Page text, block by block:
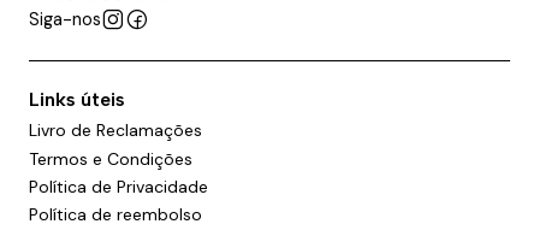
Siga-nos
Links úteis
Livro de Reclamações
Termos e Condições
Política de Privacidade
Política de reembolso